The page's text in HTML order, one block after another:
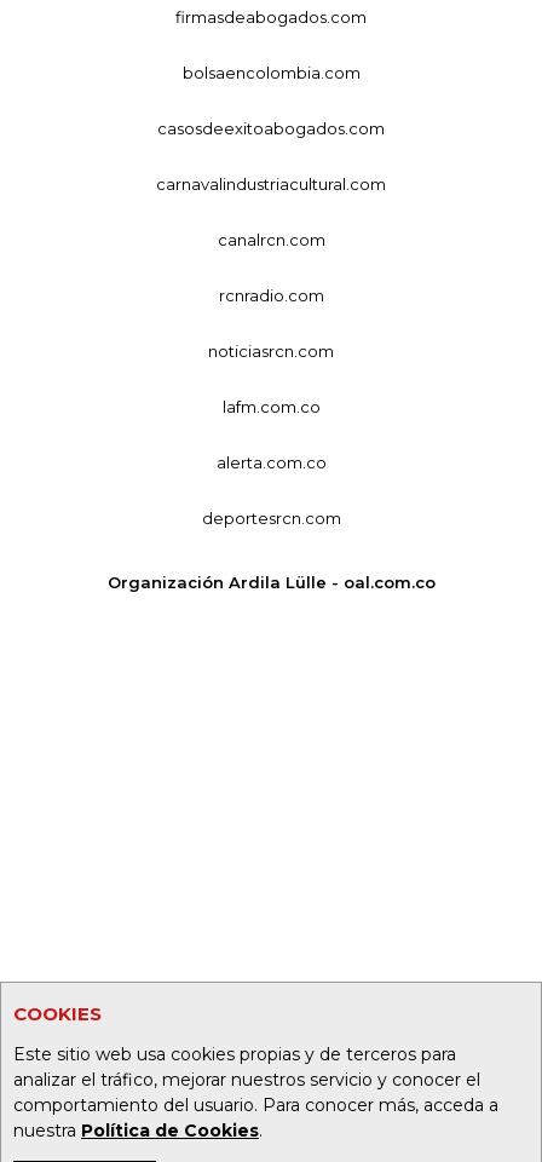
COOKIES
Este sitio web usa cookies propias y de terceros para
analizar el tráfico, mejorar nuestros servicio y conocer el
comportamiento del usuario. Para conocer más, acceda a
nuestra Política de Cookies.
firmasdeabogados.com
bolsaencolombia.com
casosdeexitoabogados.com
carnavalindustriacultural.com
canalrcn.com
rcnradio.com
noticiasrcn.com
lafm.com.co
alerta.com.co
deportesrcn.com
Organización Ardila Lülle - oal.com.co